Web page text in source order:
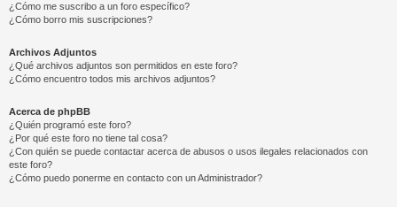
¿Cómo me suscribo a un foro específico?
¿Cómo borro mis suscripciones?
Archivos Adjuntos
¿Qué archivos adjuntos son permitidos en este foro?
¿Cómo encuentro todos mis archivos adjuntos?
Acerca de phpBB
¿Quién programó este foro?
¿Por qué este foro no tiene tal cosa?
¿Con quién se puede contactar acerca de abusos o usos ilegales relacionados con
este foro?
¿Cómo puedo ponerme en contacto con un Administrador?